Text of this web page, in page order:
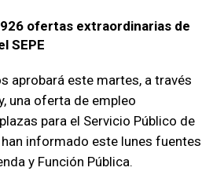
ofertas extraordinarias de
SEPE
aprobará este martes, a través
una oferta de empleo
para el Servicio Público de
informado este lunes fuentes
y Función Pública.